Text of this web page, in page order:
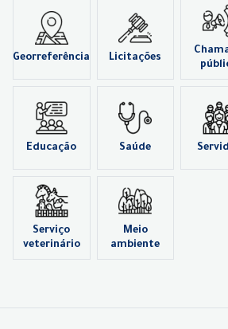
Georreferência Licitações
Educação Saúde
Serviço
veterinário
Meio
ambiente